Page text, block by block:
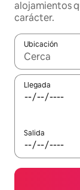
alojamientos
carácter.
Ubicación
Cuando los
Llegada
Salida